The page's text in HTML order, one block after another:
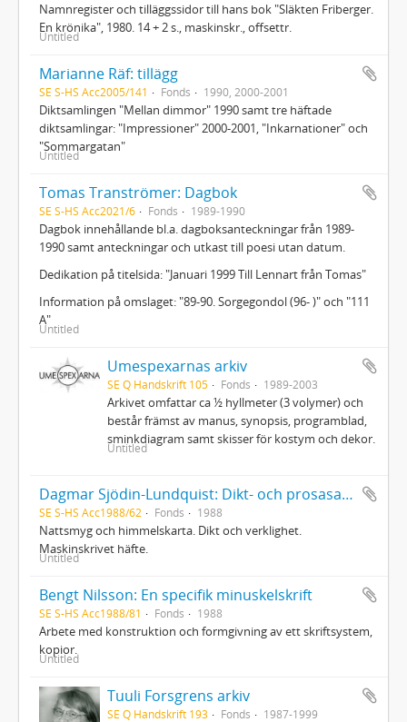
Namnregister och tilläggssidor till hans bok "Släkten Friberger.
En krönika", 1980. 14 + 2 s., maskinskr., offsettr.
Untitled
Marianne Räf: tillägg
SE S-HS Acc2005/141 Fonds 1990, 2000-2001
Diktsamlingen "Mellan dimmor" 1990 samt tre häftade
diktsamlingar: "Impressioner" 2000-2001, "Inkarnationer" och
"Sommargatan"
Untitled
Tomas Tranströmer: Dagbok
SE S-HS Acc2021/6 Fonds 1989-1990
Dagbok innehållande bl.a. dagboksanteckningar från 1989-
1990 samt anteckningar och utkast till poesi utan datum.
Dedikation på titelsida: "Januari 1999 Till Lennart från Tomas"
Information på omslaget: "89-90. Sorgegondol (96- )" och "111
A"
Untitled
Umespexarnas arkiv
SE Q Handskrift 105 Fonds 1989-2003
Arkivet omfattar ca ½ hyllmeter (3 volymer) och
består främst av manus, synopsis, programblad,
sminkdiagram samt skisser för kostym och dekor.
Untitled
Dagmar Sjödin-Lundquist: Dikt- och prosasamling Nattsmyg och himmelskarta
SE S-HS Acc1988/62 Fonds 1988
Nattsmyg och himmelskarta. Dikt och verklighet.
Maskinskrivet häfte.
Untitled
Bengt Nilsson: En specifik minuskelskrift
SE S-HS Acc1988/81 Fonds 1988
Arbete med konstruktion och formgivning av ett skriftsystem,
kopior.
Untitled
Tuuli Forsgrens arkiv
SE Q Handskrift 193 Fonds 1987-1999